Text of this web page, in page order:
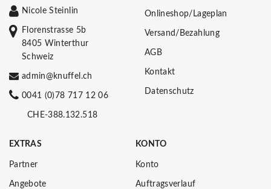
Nicole Steinlin
Florenstrasse 5b
8405 Winterthur
Schweiz
admin@knuffel.ch
0041 (0)78 717 12 06
CHE-388.132.518
Onlineshop/Lageplan
Versand/Bezahlung
AGB
Kontakt
Datenschutz
EXTRAS
Partner
Angebote
KONTO
Konto
Auftragsverlauf